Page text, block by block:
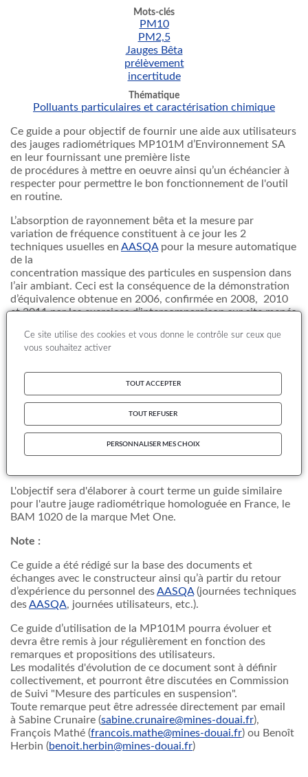
Mots-clés
PM10
PM2,5
Jauges Bêta
prélèvement
incertitude
Thématique
Polluants particulaires et caractérisation chimique
Ce guide a pour objectif de fournir une aide aux utilisateurs
des jauges radiométriques MP101M d’Environnement SA
en leur fournissant une première liste
de procédures à mettre en oeuvre ainsi qu’un échéancier à
respecter pour permettre le bon fonctionnement de l'outil
en routine.
L’absorption de rayonnement bêta et la mesure par
variation de fréquence constituent à ce jour les 2
techniques usuelles en AASQApour la mesure automatique
de la
concentration massique des particules en suspension dans
l’air ambiant. Ceci est la conséquence de la démonstration
d’équivalence obtenue en 2006, confirmée en 2008, 2010
et 2011 par les exercices d’intercomparaison sur site menés
Concernant la jauge bêta, le système centralisé de gestion
administrative des sources radioactives mis en place depuis
AASQA
Compte tenu du redéploiement technique en vue de
respecter l’échéance de 2013 fixée par la Directive
n°2008/50/CE sur la conformité des techniques de mesure,
ont adopté cette technique ou envisagent de le
faire.
L'objectif sera d'élaborer à court terme un guide similaire
pour l'autre jauge radiométrique homologuée en France, le
BAM 1020 de la marque Met One.
Note :
Ce guide a été rédigé sur la base des documents et
échanges avec le constructeur ainsi qu’à partir du retour
d’expérience du personnel desAASQA(journées techniques
desAASQA, journées utilisateurs, etc.).
Ce guide d’utilisation de la MP101M pourra évoluer et
devra être remis à jour régulièrement en fonction des
remarques et propositions des utilisateurs.
Les modalités d'évolution de ce document sont à définir
collectivement, et pourront être discutées en Commission
de Suivi "Mesure des particules en suspension".
Toute remarque peut être adressée directement par email
à Sabine Crunaire (sabine.crunaire@mines-douai.fr),
François Mathé (francois.mathe@mines-douai.fr) ou Benoît
Herbin (benoit.herbin@mines-douai.fr)
Ce site utilise des cookies et vous donne le contrôle sur ceux que
vous souhaitez activer
TOUT ACCEPTER
TOUT REFUSER
PERSONNALISER MES CHOIX